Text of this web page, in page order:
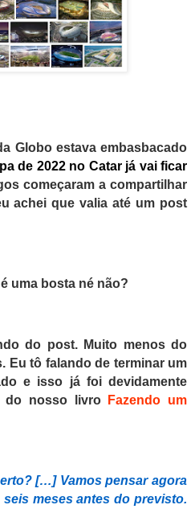
Globo estava embasbacado
de 2022 no Catar já vai ficar
começaram a compartilhar
achei que valia até um post
uma bosta né não?
do post. Muito menos do
Eu tô falando de terminar um
e isso já foi devidamente
do nosso livro
Fazendo um
[…] Vamos pensar agora
meses antes do previsto.